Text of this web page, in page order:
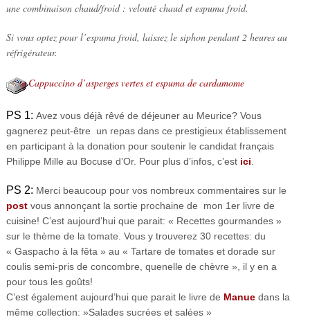
une combinaison chaud/froid : velouté chaud et espuma froid.
Si vous optez pour l’espuma froid, laissez le siphon pendant 2 heures au
réfrigérateur.
Cappuccino d’asperges vertes et espuma de cardamome
PS 1: Avez vous déjà rêvé de déjeuner au Meurice? Vous
gagnerez peut-être un repas dans ce prestigieux établissement
en participant à la donation pour soutenir le candidat français
Philippe Mille au Bocuse d’Or. Pour plus d’infos, c’est ici
PS 2: Merci beaucoup pour vos nombreux commentaires sur le
post vous annonçant la sortie prochaine de mon 1er livre de
cuisine! C’est aujourd’hui que parait: « Recettes gourmandes »
sur le thème de la tomate. Vous y trouverez 30 recettes: du
« Gaspacho à la fêta » au « Tartare de tomates et dorade sur
coulis semi-pris de concombre, quenelle de chèvre », il y en a
pour tous les goûts!
C’est également aujourd’hui que parait le livre de Manuedans la
même collection: »Salades sucrées et salées »